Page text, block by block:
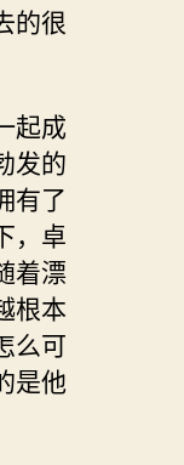
的很
起成
发的
有了
，卓
着漂
根本
么可
是他